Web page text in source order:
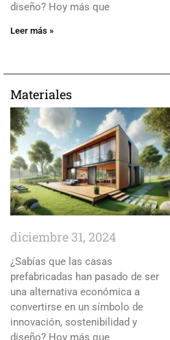
diseño? Hoy más que
Leer más »
Materiales
diciembre 31, 2024
¿Sabías que las casas
prefabricadas han pasado de ser
una alternativa económica a
convertirse en un símbolo de
innovación, sostenibilidad y
diseño? Hoy más que